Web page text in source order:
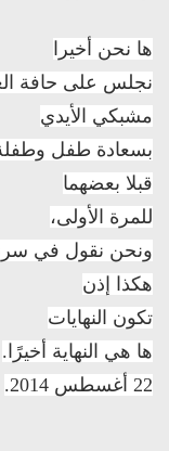
ها نحن أخيرا
نجلس على حافة
مشبكي الأيدي
بسعادة طفل
قبلا بعضهما
للمرة الأولى،
ونحن نقول في
هكذا إذن
تكون النهايات
ها هي النهاية أخيرًا.
22 أغسطس 2014.